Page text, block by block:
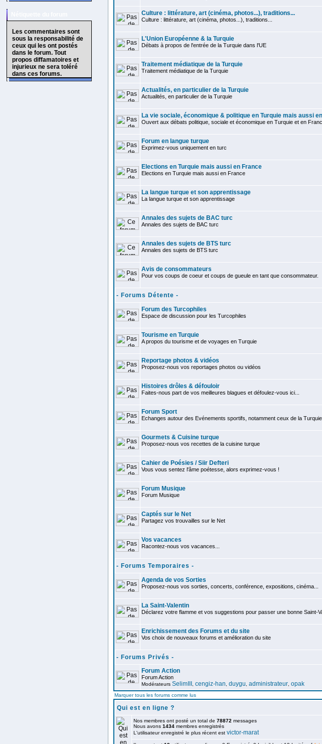
Les commentaires sont
sous la responsabilité de
ceux qui les ont postés
dans le forum. Tout
propos diffamatoires et
injurieux ne sera toléré
dans ces forums.
Culture : littérature, art (cinéma, photos...), traditions...
Culture : littérature, art (cinéma, photos...), traditions...
L'Union Européenne & la Turquie
Débats à propos de l'entrée de la Turquie dans l'UE
Traitement médiatique de la Turquie
Traitement médiatique de la Turquie
Actualités, en particulier de la Turquie
Actualités, en particulier de la Turquie
La vie sociale, économique & politique en Turquie mais aussi
Ouvert aux débats politique, sociale et économique en Turquie et en
Forum en langue turque
Exprimez-vous uniquement en turc
Elections en Turquie mais aussi en France
Elections en Turquie mais aussi en France
La langue turque et son apprentissage
La langue turque et son apprentissage
Annales des sujets de BAC turc
Annales des sujets de BAC turc
Annales des sujets de BTS turc
Annales des sujets de BTS turc
Avis de consommateurs
Pour vos coups de coeur et coups de gueule en tant que consommateur.
- Forums Détente -
Forum des Turcophiles
Espace de discussion pour les Turcophiles
Tourisme en Turquie
A propos du tourisme et de voyages en Turquie
Reportage photos & vidéos
Proposez-nous vos reportages photos ou vidéos
Histoires drôles & défouloir
Faites-nous part de vos meilleures blagues et défoulez-vous ici...
Forum Sport
Echanges autour des Evénements sportifs, notamment ceux de la Turquie
Gourmets & Cuisine turque
Proposez-nous vos recettes de la cuisine turque
Cahier de Poésies / Siir Defteri
Vous vous sentez l'âme poétesse, alors exprimez-vous !
Forum Musique
Forum Musique
Captés sur le Net
Partagez vos trouvailles sur le Net
Vos vacances
Racontez-nous vos vacances...
- Forums Temporaires -
Agenda de vos Sorties
Proposez-nous vos sorties, concerts, conférence, expositions, cinéma...
La Saint-Valentin
Déclarez votre flamme et vos suggestions pour passer une bonne Saint-
Enrichissement des Forums et du site
Vos choix de nouveaux forums et amélioration du site
- Forums Privés -
Forum Action
Forum Action
Modérateurs SelimIII cengiz-han duygu administrateur opak
Marquer tous les forums comme lus
Qui est en ligne ?
Nos membres ont posté un total de 78872 messages
Nous avons 1434 membres enregistrés
L'utilisateur enregistré le plus récent est victor-marat